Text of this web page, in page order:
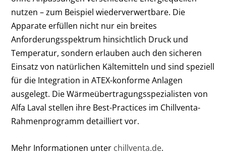
nutzen – zum Beispiel wiederverwertbare. Die
Apparate erfüllen nicht nur ein breites
Anforderungsspektrum hinsichtlich Druck und
Temperatur, sondern erlauben auch den sicheren
Einsatz von natürlichen Kältemitteln und sind speziell
für die Integration in ATEX-konforme Anlagen
ausgelegt. Die Wärmeübertragungsspezialisten von
Alfa Laval stellen ihre Best-Practices im Chillventa-
Rahmenprogramm detailliert vor.
Mehr Informationen unter chillventa.de.